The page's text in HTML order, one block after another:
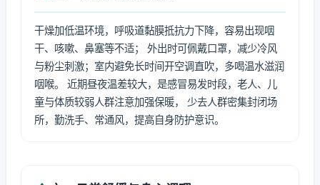
干燥加低温环境，呼吸道黏膜抵抗力下降，容易出现咽
干、咳嗽、鼻塞等不适； 外出时可佩戴口罩，减少冷风
与粉尘刺激；室内避免长时间开空调直吹，多喝温水滋润
咽喉。 近期昼夜温差较大，是感冒易发时段，老人、儿
童与体质较弱人群注意加强保暖， 少去人群密集封闭场
所，勤洗手、常通风，提高自身防护意识。